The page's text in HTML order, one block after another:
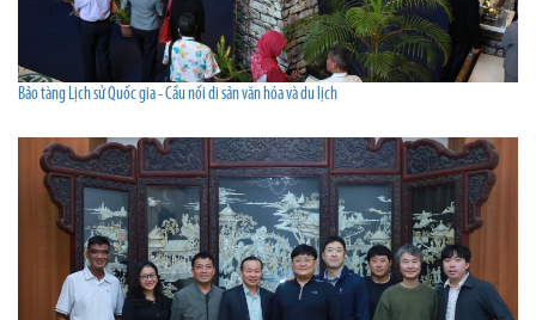
Bảo tàng Lịch sử Quốc gia - Cầu nối di sản văn hóa và du lịch